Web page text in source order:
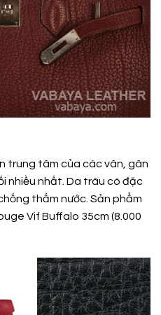
trung tâm của các vân, gân
nhiều nhất. Da trâu có đặc
thấm nước. Sản phẩm
Vif Buffalo 35cm (8.000